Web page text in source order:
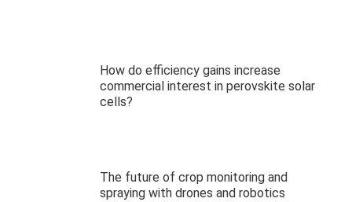
How do efficiency gains increase
commercial interest in perovskite solar
cells?
The future of crop monitoring and
spraying with drones and robotics